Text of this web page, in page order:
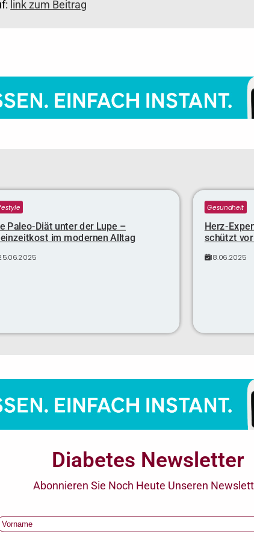
link zum Beitrag
Paleo-Diät unter der Lupe –
im modernen Alltag
Gesundheit
Herz-
schützt
18.06.2025
Diabetes Newsletter
Abonnieren Sie Noch Heute Unseren